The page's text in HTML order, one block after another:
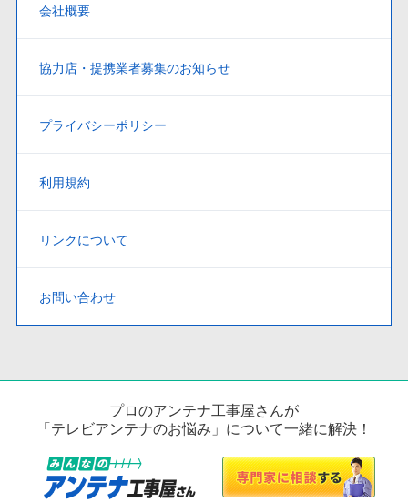
会社概要
協力店・提携業者募集のお知らせ
プライバシーポリシー
利用規約
リンクについて
お問い合わせ
プロのアンテナ工事屋さんが
「テレビアンテナのお悩み」について一緒に解決！